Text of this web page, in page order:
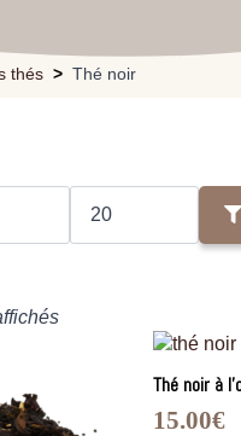
thés Thé noir
Trié
au
Thé noir à
15.00€